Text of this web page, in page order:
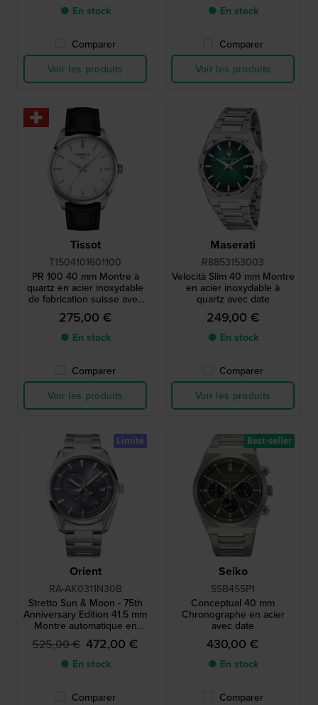
● En stock
Comparer
Voir les produits
● En stock
Comparer
Voir les produits
Tissot
T1504101601100
PR 100 40 mm Montre à
quartz en acier inoxydable
de fabrication suisse avec
date
275,00 €
● En stock
Comparer
Voir les produits
Maserati
R8853153003
Velocità Slim 40 mm Montre
en acier inoxydable à
quartz avec date
249,00 €
● En stock
Comparer
Voir les produits
Orient
RA-AK0311N30B
Stretto Sun & Moon - 75th
Anniversary Edition 41.5 mm
Montre automatique en
édition limitée avec logo
Orient vintage
525,00 € 472,00 €
● En stock
Comparer
Limité
Seiko
SSB455P1
Conceptual 40 mm
Chronographe en acier
avec date
430,00 €
● En stock
Comparer
Best-seller